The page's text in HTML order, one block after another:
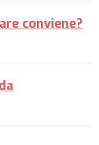
conviene?